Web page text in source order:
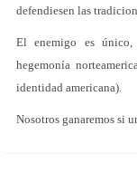
defendiesen las
El enemigo es
hegemonía
identidad americana).
Nosotros ganaremos si